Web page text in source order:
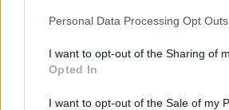
Personal Data Processing Opt Outs
I want to opt-out of the Sharing of
Opted In
I want to opt-out of the Sale of my
Dzisiaj 16:19
Reklama